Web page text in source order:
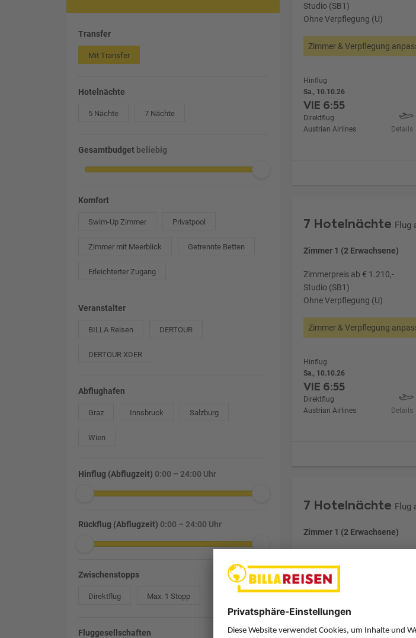
Transfer
Mit Transfer
Hotelnächte
5 Nächte 7 Nächte
Gesamtbudget beliebig
Komfort
Swim-Up Zimmer Privatpool
Zimmer mit Meerblick Getrennte Betten
Erleichterter Zugang
Veranstalter
BILLA Reisen DERTOUR
DERTOUR XDER
Abflughafen
Graz Innsbruck Salzburg
Wien
Hinflug (Abflugzeit) 0:00 – 24:00 Uhr
Rückflug (Abflugzeit) 0:00 – 24:00 Uhr
Zwischenstopps
Direktflug Max. 1 Stopp
Fluggesellschaften
Studio (SB1)
Ohne Verpflegung (U)
Zimmer & Verpflegung
Hinflug
Sa., 10.10.26
VIE 6:55
Direktflug
Austrian Airlines
Details
7 Hotelnächte Flug
Zimmer 1 (2 Erwachsene)
Zimmerpreis ab € 1.210,-
Studio (SB1)
Ohne Verpflegung (U)
Zimmer & Verpflegung
Hinflug
Sa., 10.10.26
VIE 6:55
Direktflug
Austrian Airlines
Details
7 Hotelnächte Flug
Zimmer 1 (2 Erwachsene)
Appartement 1 Schlafzimmer
Ohne Verpflegung (U)
Zimmer & Verpflegung